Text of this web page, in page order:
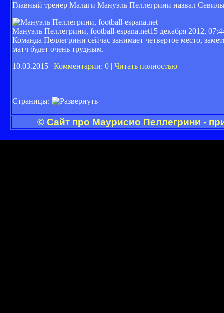
Главный тренер Малаги Мануэль Пеллегрини назвал
Мануэль Пеллегрини, football-espana.net15 декабря 2012,
Команда Пеллегрини сейчас занимает четвертое место,
матч будет очень трудным.
10.03.2015 | Комментарии: 0 | Читать полностью
Страницы:
© Сайт про Маурисио Пеллегрини -